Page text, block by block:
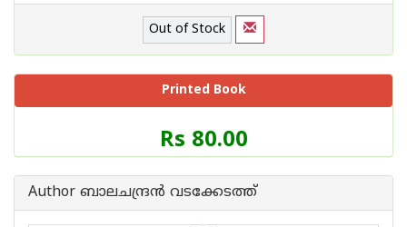
Out of Stock
Printed Book
Price
of
Book
Rs 80.00
Author ബാലചന്ദ്രന്‍‌ വടക്കേടത്ത്